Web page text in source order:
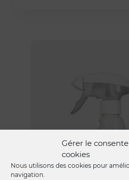
Gérer le
cookies
Nous utilisons des cookies pour
navigation.